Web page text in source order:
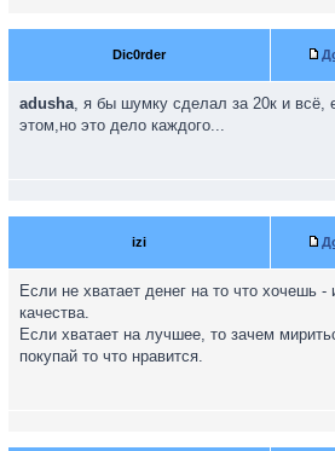
Dic0rder
adusha, я бы шумку сделал за 20к и всё,
этом,но это дело каждого...
izi
Если не хватает денег на то что хочешь
качества.
Если хватает на лучшее, то зачем
покупай то что нравится.